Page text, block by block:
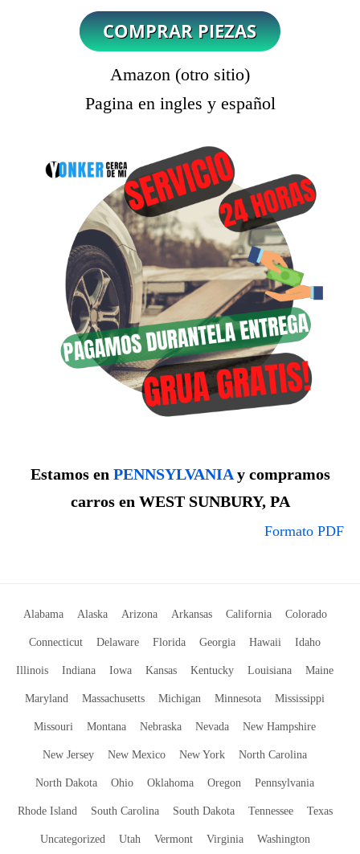
Amazon (otro sitio)
Pagina en ingles y español
Estamos en PENNSYLVANIAy compramos
carros en WEST SUNBURY, PA
Formato PDF
Alabama Alaska Arizona Arkansas California Colorado
Connecticut Delaware Florida Georgia Hawaii Idaho
Illinois Indiana Iowa Kansas Kentucky Louisiana Maine
Maryland Massachusetts Michigan Minnesota Mississippi
Missouri Montana Nebraska Nevada New Hampshire
New Jersey New Mexico New York North Carolina
North Dakota Ohio Oklahoma Oregon Pennsylvania
Rhode Island South Carolina South Dakota Tennessee Texas
Uncategorized Utah Vermont Virginia Washington